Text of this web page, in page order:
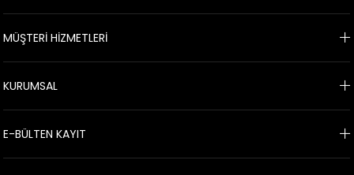
MÜŞTERİ HİZMETLERİ
KURUMSAL
E-BÜLTEN KAYIT